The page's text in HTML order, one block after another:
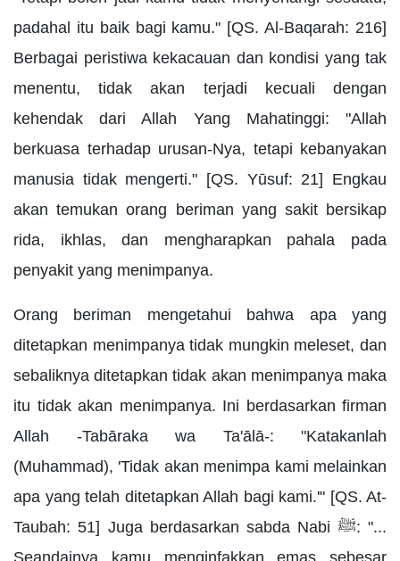
padahal itu baik bagi kamu." [QS. Al-Baqarah: 216]
Berbagai peristiwa kekacauan dan kondisi yang tak
menentu, tidak akan terjadi kecuali dengan
kehendak dari Allah Yang Mahatinggi: "Allah
berkuasa terhadap urusan-Nya, tetapi kebanyakan
manusia tidak mengerti." [QS. Yūsuf: 21] Engkau
akan temukan orang beriman yang sakit bersikap
rida, ikhlas, dan mengharapkan pahala pada
penyakit yang menimpanya.
Orang beriman mengetahui bahwa apa yang
ditetapkan menimpanya tidak mungkin meleset, dan
sebaliknya ditetapkan tidak akan menimpanya maka
itu tidak akan menimpanya. Ini berdasarkan firman
Allah -Tabāraka wa Ta'ālā-: "Katakanlah
(Muhammad), 'Tidak akan menimpa kami melainkan
apa yang telah ditetapkan Allah bagi kami.'" [QS. At-
Taubah: 51] Juga berdasarkan sabda Nabi ﷺ: "...
Seandainya kamu menginfakkan emas sebesar